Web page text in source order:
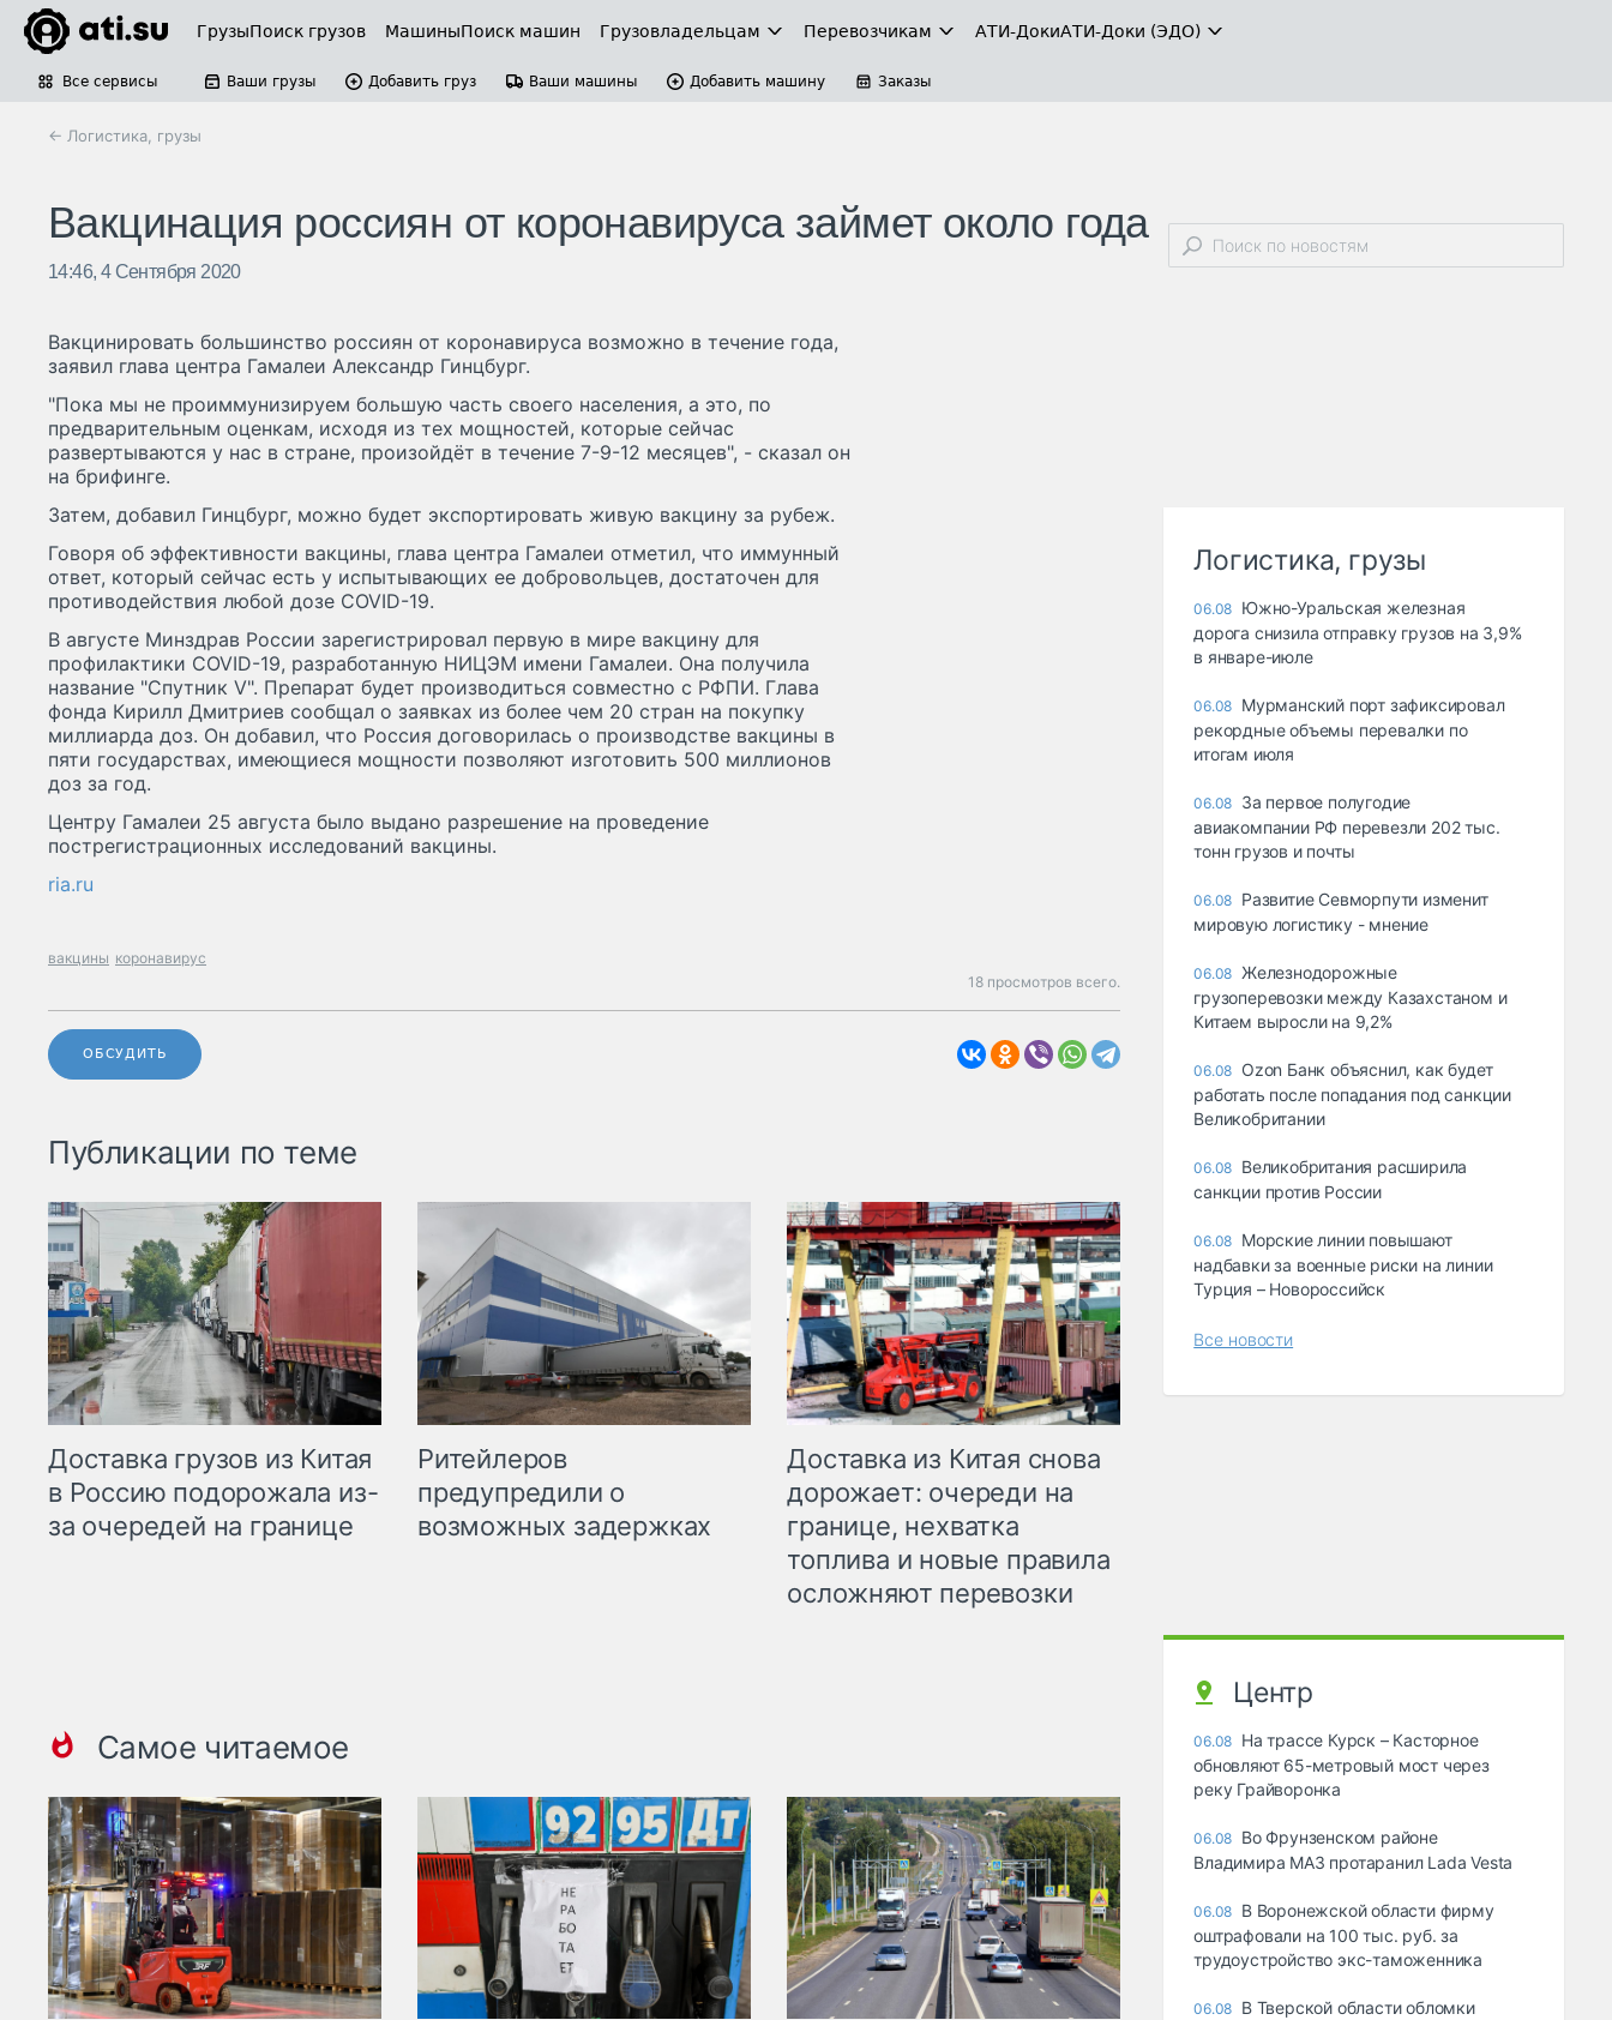
ГрузыПоиск грузов МашиныПоиск машин Грузовладельцам Перевозчикам АТИ-ДокиАТИ-Доки (ЭДО)
Все сервисы Ваши грузы Добавить груз Ваши машины Добавить машину Заказы
← Логистика, грузы
Вакцинация россиян от коронавируса займет около года
14:46, 4 Сентября 2020
Вакцинировать большинство россиян от коронавируса возможно в течение года,
заявил глава центра Гамалеи Александр Гинцбург.
"Пока мы не проиммунизируем большую часть своего населения, а это, по
предварительным оценкам, исходя из тех мощностей, которые сейчас
развертываются у нас в стране, произойдёт в течение 7-9-12 месяцев", - сказал он
на брифинге.
Затем, добавил Гинцбург, можно будет экспортировать живую вакцину за рубеж.
Говоря об эффективности вакцины, глава центра Гамалеи отметил, что иммунный
ответ, который сейчас есть у испытывающих ее добровольцев, достаточен для
противодействия любой дозе COVID-19.
В августе Минздрав России зарегистрировал первую в мире вакцину для
профилактики COVID-19, разработанную НИЦЭМ имени Гамалеи. Она получила
название "Спутник V". Препарат будет производиться совместно с РФПИ. Глава
фонда Кирилл Дмитриев сообщал о заявках из более чем 20 стран на покупку
миллиарда доз. Он добавил, что Россия договорилась о производстве вакцины в
пяти государствах, имеющиеся мощности позволяют изготовить 500 миллионов
доз за год.
Центру Гамалеи 25 августа было выдано разрешение на проведение
пострегистрационных исследований вакцины.
ria.ru
вакцины коронавирус
18 просмотров всего.
ОБСУДИТЬ
Публикации по теме
Доставка грузов из Китая
в Россию подорожала из-
за очередей на границе
Ритейлеров
предупредили о
возможных задержках
Доставка из Китая снова
дорожает: очереди на
границе, нехватка
топлива и новые правила
осложняют перевозки
Самое читаемое
Логистика, грузы
06.08 Южно-Уральская железная
дорога снизила отправку грузов на 3,9%
в январе-июле
06.08 Мурманский порт зафиксировал
рекордные объемы перевалки по
итогам июля
06.08 За первое полугодие
авиакомпании РФ перевезли 202 тыс.
тонн грузов и почты
06.08 Развитие Севморпути изменит
мировую логистику - мнение
06.08 Железнодорожные
грузоперевозки между Казахстаном и
Китаем выросли на 9,2%
06.08 Ozon Банк объяснил, как будет
работать после попадания под санкции
Великобритании
06.08 Великобритания расширила
санкции против России
06.08 Морские линии повышают
надбавки за военные риски на линии
Турция – Новороссийск
Все новости
Центр
06.08 На трассе Курск – Касторное
обновляют 65-метровый мост через
реку Грайворонка
06.08 Во Фрунзенском районе
Владимира МАЗ протаранил Lada Vesta
06.08 В Воронежской области фирму
оштрафовали на 100 тыс. руб. за
трудоустройство экс-таможенника
06.08 В Тверской области обломки